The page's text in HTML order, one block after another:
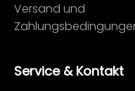
Versand und
Service & Kontakt